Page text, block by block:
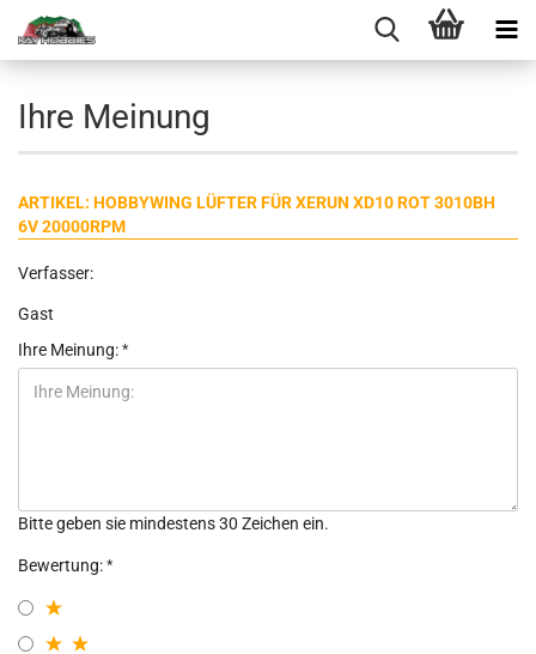
Ihre Meinung
ARTIKEL: HOBBYWING LÜFTER FÜR XERUN XD10 ROT 3010BH
6V 20000RPM
Verfasser:
Gast
Ihre Meinung:
Bitte geben sie mindestens 30 Zeichen ein.
Bewertung: